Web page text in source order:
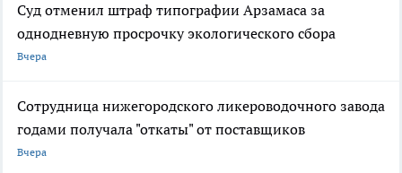
Суд отменил штраф типографии Арзамаса за
однодневную просрочку экологического сбора
Вчера
Сотрудница нижегородского ликероводочного завода
годами получала "откаты" от поставщиков
Вчера